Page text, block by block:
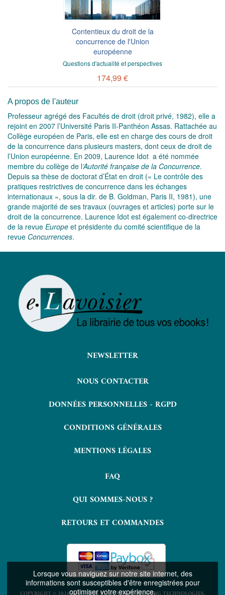
Lorsque vous naviguez sur notre site internet, des
informations sont susceptibles d'être enregistrées pour
optimiser votre expérience.
Contentieux du droit de la
concurrence de l'Union
européenne
Questions d'actualité et perspectives
174,99 €
A propos de l'auteur
Professeur agrégé des Facultés de droit (droit privé, 1982), elle a
rejoint en 2007 l’Université Paris II-Panthéon Assas. Rattachée au
Collège européen de Paris, elle est en charge des cours de droit
de la concurrence dans plusieurs masters, dont ceux de droit de
l’Union européenne. En 2009, Laurence Idot a été nommée
membre du collège de l’Autorité française de la Concurrence.
Depuis sa thèse de doctorat d’État en droit (« Le contrôle des
pratiques restrictives de concurrence dans les échanges
internationaux », sous la dir. de B. Goldman, Paris II, 1981), une
grande majorité de ses travaux (ouvrages et articles) porte sur le
droit de la concurrence. Laurence Idot est également co-directrice
de la revue Europe et présidente du comité scientifique de la
revue Concurrences.
NEWSLETTER
NOUS CONTACTER
DONNÉES PERSONNELLES - RGPD
CONDITIONS GÉNÉRALES
MENTIONS LÉGALES
FAQ
QUI SOMMES-NOUS ?
RETOURS ET COMMANDES